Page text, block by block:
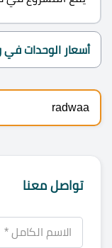
أسعار الوحدات
radwaa
تواصل معنا